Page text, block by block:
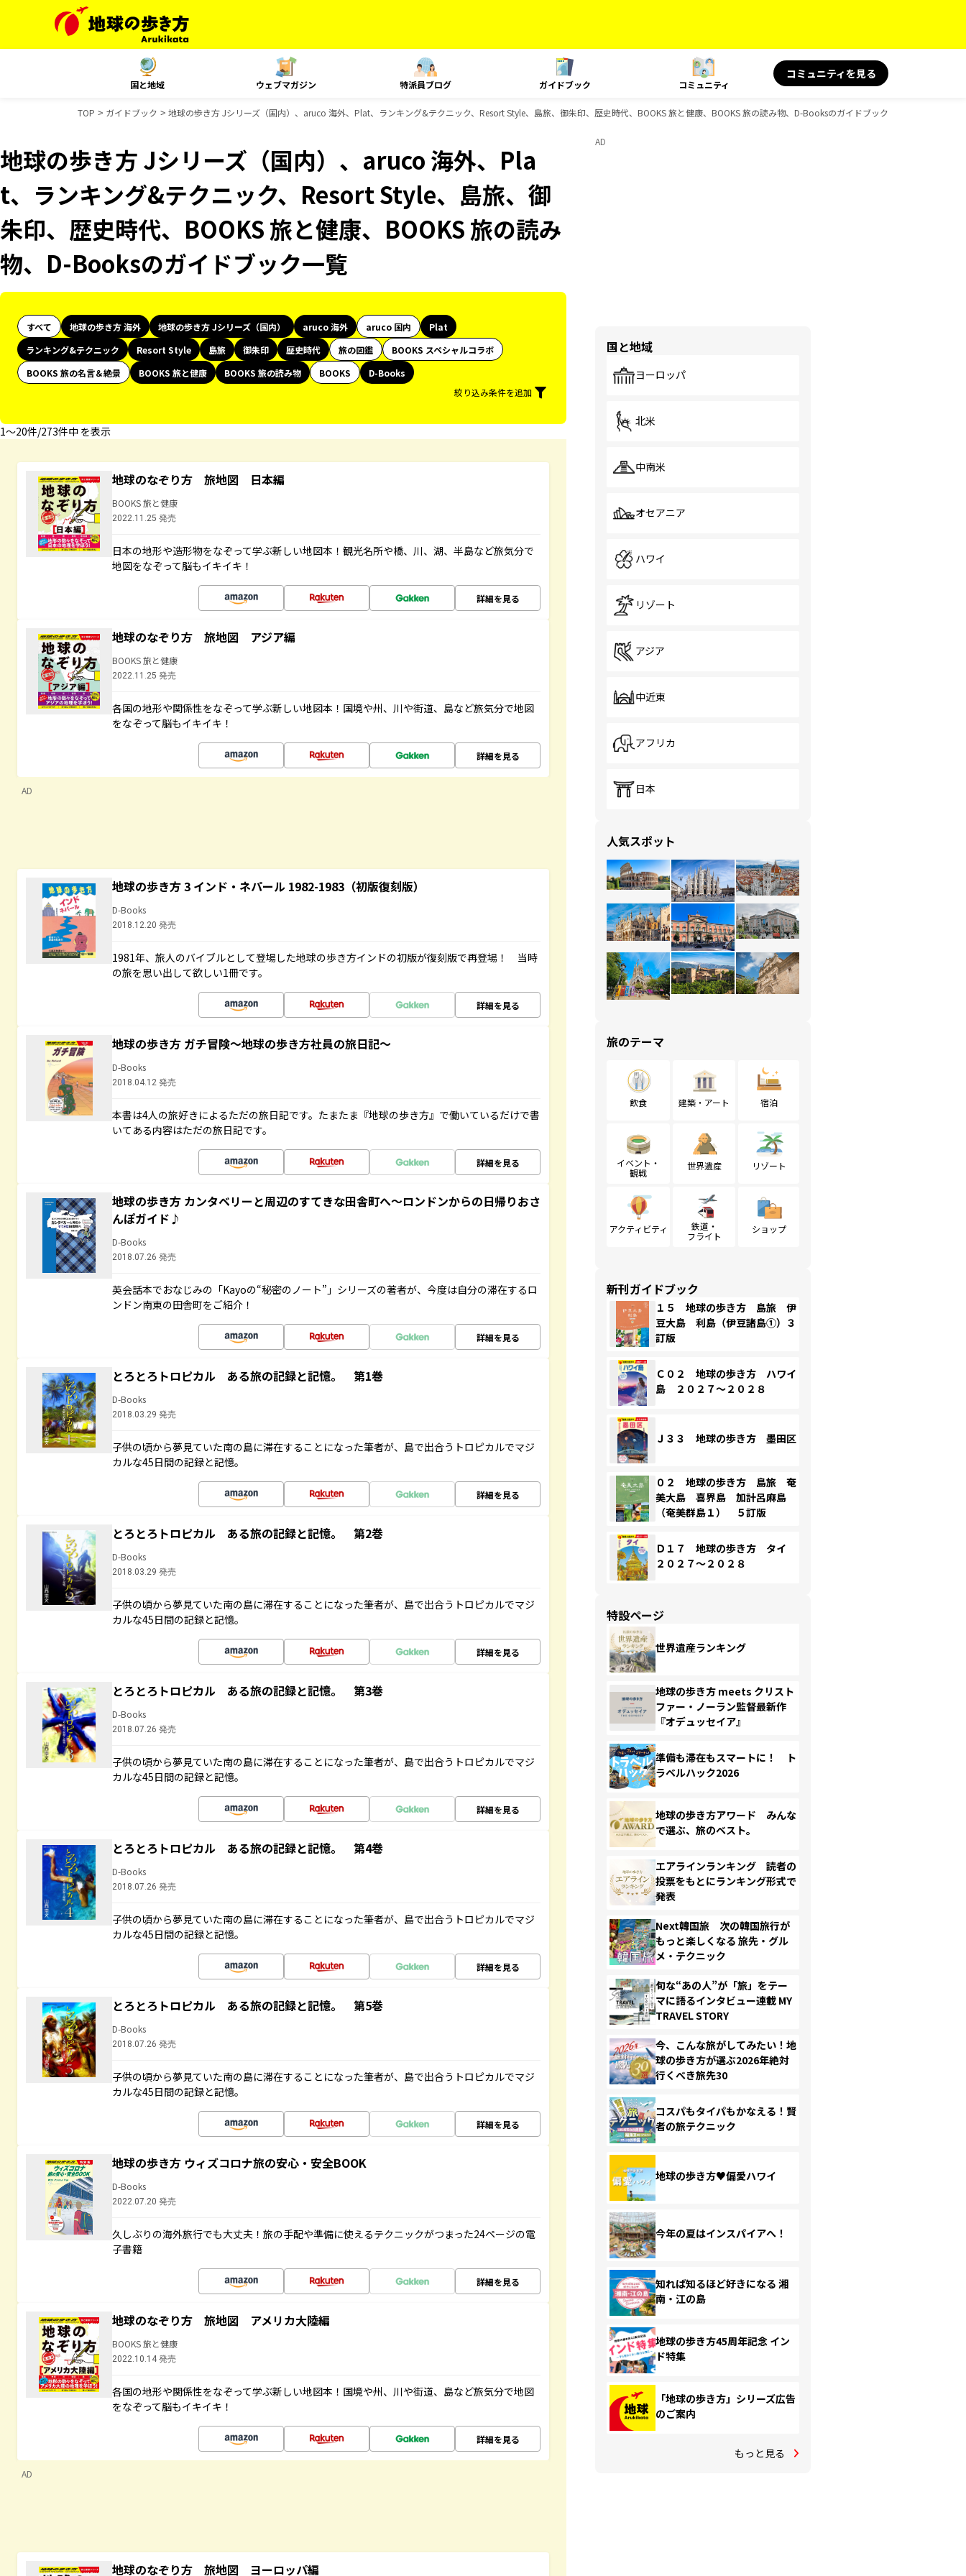
国と地域 ウェブマガジン 特派員ブログ ガイドブック コミュニティ
コミュニティを見る
TOP ガイドブック 地球の歩き方 Jシリーズ（国内）、aruco 海外、Plat、ランキング&テクニック、Resort Style、島旅、御朱印、歴史時代、BOOKS 旅と健康、BOOKS 旅の読み物、D-Booksのガイドブック一覧
地球の歩き方 Jシリーズ（国内）、aruco 海外、Pla
t、ランキング&テクニック、Resort Style、島旅、御
朱印、歴史時代、BOOKS 旅と健康、BOOKS 旅の読み
物、D-Booksのガイドブック一覧
すべて 地球の歩き方 海外 地球の歩き方 Jシリーズ（国内） aruco 海外 aruco 国内
Plat
ランキング&テクニック
Resort Style 島旅 御朱印 歴史時代 旅の図鑑
BOOKS スペシャルコラボ
BOOKS 旅の名言＆絶景
BOOKS 旅と健康 BOOKS 旅の読み物 BOOKS
D-Books
絞り込み条件を追加
1〜20件/273件中 を表示
地球のなぞり方 旅地図 日本編
BOOKS 旅と健康
2022.11.25 発売
日本の地形や造形物をなぞって学ぶ新しい地図本！観光名所や橋、川、湖、半島など旅気分で
地図をなぞって脳もイキイキ！
詳細を見る
地球のなぞり方 旅地図 アジア編
BOOKS 旅と健康
2022.11.25 発売
各国の地形や関係性をなぞって学ぶ新しい地図本！国境や州、川や街道、島など旅気分で地図
をなぞって脳もイキイキ！
詳細を見る
AD
地球の歩き方 3 インド・ネパール 1982-1983（初版復刻版）
D-Books
2018.12.20 発売
1981年、旅人のバイブルとして登場した地球の歩き方インドの初版が復刻版で再登場！ 当時
の旅を思い出して欲しい1冊です。
詳細を見る
地球の歩き方 ガチ冒険～地球の歩き方社員の旅日記～
D-Books
2018.04.12 発売
本書は4人の旅好きによるただの旅日記です。たまたま『地球の歩き方』で働いているだけで書
いてある内容はただの旅日記です。
詳細を見る
地球の歩き方 カンタベリーと周辺のすてきな田舎町へ～ロンドンからの日帰りおさ
んぽガイド♪
D-Books
2018.07.26 発売
英会話本でおなじみの「Kayoの“秘密のノート”」シリーズの著者が、今度は自分の滞在するロ
ンドン南東の田舎町をご紹介！
詳細を見る
とろとろトロピカル ある旅の記録と記憶。 第1巻
D-Books
2018.03.29 発売
子供の頃から夢見ていた南の島に滞在することになった筆者が、島で出合うトロピカルでマジ
カルな45日間の記録と記憶。
詳細を見る
とろとろトロピカル ある旅の記録と記憶。 第2巻
D-Books
2018.03.29 発売
子供の頃から夢見ていた南の島に滞在することになった筆者が、島で出合うトロピカルでマジ
カルな45日間の記録と記憶。
詳細を見る
とろとろトロピカル ある旅の記録と記憶。 第3巻
D-Books
2018.07.26 発売
子供の頃から夢見ていた南の島に滞在することになった筆者が、島で出合うトロピカルでマジ
カルな45日間の記録と記憶。
詳細を見る
とろとろトロピカル ある旅の記録と記憶。 第4巻
D-Books
2018.07.26 発売
子供の頃から夢見ていた南の島に滞在することになった筆者が、島で出合うトロピカルでマジ
カルな45日間の記録と記憶。
詳細を見る
とろとろトロピカル ある旅の記録と記憶。 第5巻
D-Books
2018.07.26 発売
子供の頃から夢見ていた南の島に滞在することになった筆者が、島で出合うトロピカルでマジ
カルな45日間の記録と記憶。
詳細を見る
地球の歩き方 ウィズコロナ旅の安心・安全BOOK
D-Books
2022.07.20 発売
久しぶりの海外旅行でも大丈夫！旅の手配や準備に使えるテクニックがつまった24ページの電
子書籍
詳細を見る
地球のなぞり方 旅地図 アメリカ大陸編
BOOKS 旅と健康
2022.10.14 発売
各国の地形や関係性をなぞって学ぶ新しい地図本！国境や州、川や街道、島など旅気分で地図
をなぞって脳もイキイキ！
詳細を見る
AD
地球のなぞり方 旅地図 ヨーロッパ編
AD
国と地域
ヨーロッパ
北米
中南米
オセアニア
ハワイ
リゾート
アジア
中近東
アフリカ
日本
人気スポット
旅のテーマ
飲食 建築・アート 宿泊
イベント・
観戦
世界遺産 リゾート
アクティビティ
鉄道・
フライト
ショップ
新刊ガイドブック
１５ 地球の歩き方 島旅 伊
豆大島 利島（伊豆諸島①）３
訂版
Ｃ０２ 地球の歩き方 ハワイ
島 ２０２７～２０２８
Ｊ３３ 地球の歩き方 墨田区
０２ 地球の歩き方 島旅 奄
美大島 喜界島 加計呂麻島
（奄美群島１） ５訂版
Ｄ１７ 地球の歩き方 タイ
２０２７～２０２８
特設ページ
世界遺産ランキング
地球の歩き方 meets クリスト
ファー・ノーラン監督最新作
『オデュッセイア』
準備も滞在もスマートに！ ト
ラベルハック2026
地球の歩き方アワード みんな
で選ぶ、旅のベスト。
エアラインランキング 読者の
投票をもとにランキング形式で
発表
Next韓国旅 次の韓国旅行が
もっと楽しくなる 旅先・グル
メ・テクニック
旬な“あの人”が「旅」をテー
マに語るインタビュー連載 MY
TRAVEL STORY
今、こんな旅がしてみたい！地
球の歩き方が選ぶ2026年絶対
行くべき旅先30
コスパもタイパもかなえる！賢
者の旅テクニック
地球の歩き方♥偏愛ハワイ
今年の夏はインスパイアへ！
知れば知るほど好きになる 湘
南・江の島
地球の歩き方45周年記念 イン
ド特集
「地球の歩き方」シリーズ広告
のご案内
もっと見る